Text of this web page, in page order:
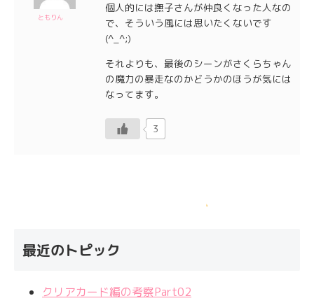
ともりん
個人的には撫子さんが仲良くなった人なの
で、そういう風には思いたくないです
(^_^;)
それよりも、最後のシーンがさくらちゃん
の魔力の暴走なのかどうかのほうが気には
なってます。
3
最近のトピック
クリアカード編の考察Part02